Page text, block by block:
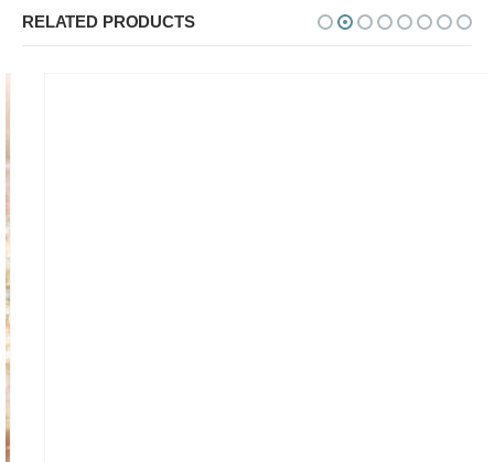
RELATED PRODUCTS